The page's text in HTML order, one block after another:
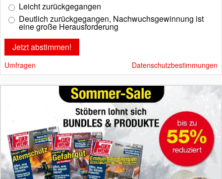
Leicht zurückgegangen
Deutlich zurückgegangen, Nachwuchsgewinnung ist
eine große Herausforderung
Umfragen Datenschutzbestimmungen